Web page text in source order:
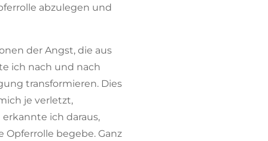
abzulegen und
der Angst, die aus
ich nach und nach
transformieren. Dies
je verletzt,
ich daraus,
Opferrolle begebe. Ganz